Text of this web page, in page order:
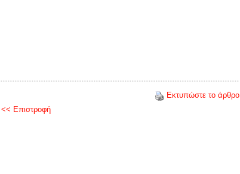
Εκτυπώστε το άρθρο
<< Επιστροφή